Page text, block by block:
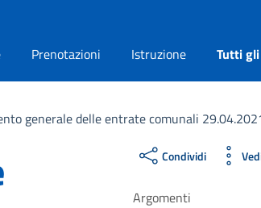
Prenotazioni Istruzione Tutti
generale delle entrate comunali
Condividi
Argomenti